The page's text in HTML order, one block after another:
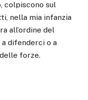
colpiscono sul
nella mia infanzia
all’ordine del
difenderci o a
forze.